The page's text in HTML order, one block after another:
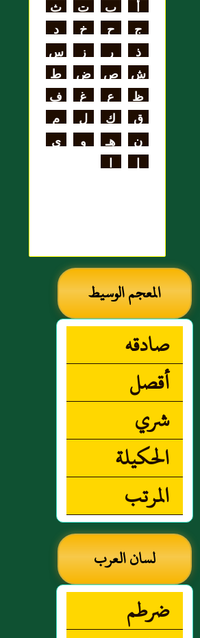
علي بن الحسن
الهنائي الأزدي
أ ب ت
ث
ج
ح خ
د
ذ
ر ز
س
ش ص ض
ط
ظ
ع غ
ف
ق
ك ل
م
ن
هـ و
ي
إ
ا
المعجم الوسيط
صادقه
أقصل
شري
الحكيلة
المرتب
لسان العرب
ضرطم